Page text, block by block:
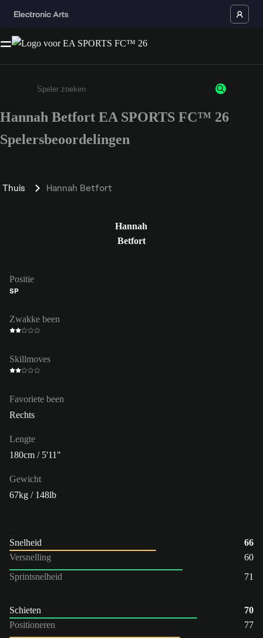
Enter a minimum of 3 characters or numbers
Hannah Betfort EA SPORTS FC™ 26
Spelersbeoordelingen
Thuis Hannah Betfort
Hannah
Betfort
Positie
SP
Zwakke been
Skillmoves
Favoriete been
Rechts
Lengte
180cm / 5'11"
Gewicht
67kg / 148lb
Snelheid
66
Versnelling
60
Sprintsnelheid
71
Schieten
70
Positioneren
77